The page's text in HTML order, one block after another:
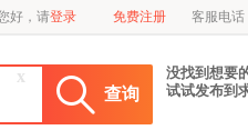
好，请登录 免费注册 客服电话
查询
x
没找到想要
试试发布到